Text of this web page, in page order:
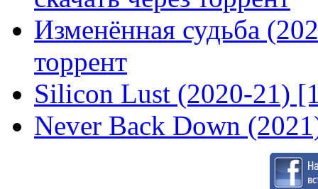
Изменённая судьба
торрент
Silicon Lust (2020-21)
Never Back Down